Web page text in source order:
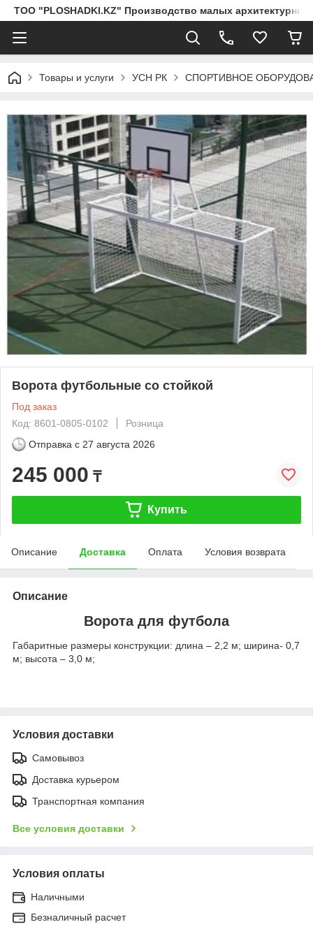
ТОО "PLOSHADKI.KZ" Производство малых
Товары и услуги УСН РК СПОРТИВНОЕ
Ворота футбольные со стойкой
Под заказ
Код: 8601-0805-0102
Розница
Отправка с 27 августа 2026
245 000 ₸
Купить
Описание Доставка Оплата Условия возврата
Описание
Ворота для футбола
Габаритные размеры конструкции: длина – 2,2 м; ширина- 0,7
м; высота – 3,0 м;
Условия доставки
Самовывоз
Доставка курьером
Транспортная компания
Все условия доставки
Условия оплаты
Наличными
Безналичный расчет